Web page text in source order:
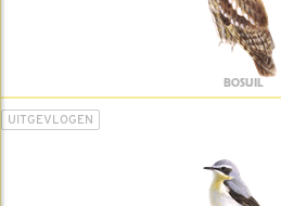
BOSUIL
UITGEVLOGEN